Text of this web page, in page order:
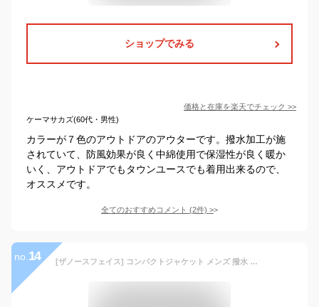
ショップでみる
価格と在庫を楽天でチェック >>
ケーマサカズ(60代・男性)
カラーが７色のアウトドアのアウターです。撥水加工が施
されていて、防風効果が良く中綿使用で保湿性が良く暖か
いく、アウトドアでもタウンユースでも着用出来るので、
オススメです。
全てのおすすめコメント (2件) >
no. 14 [ザノースフェイス] コンパクトジャケット メンズ 撥水 軽量 ブラック L